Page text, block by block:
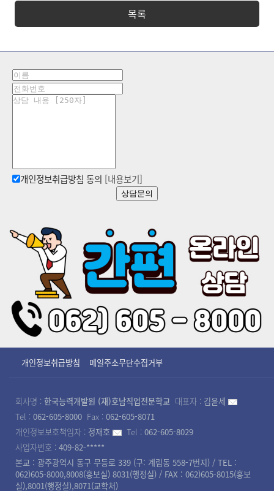
목록
개인정보취급방침 동의 [내용보기]
상담문의
개인정보취급방침 메일주소무단수집거부
회사명 : 한국능력개발원 (재)호남직업전문학교 대표자 : 김윤세
Tel : 062-605-8000 Fax : 062-605-8071
개인정보보호책임자 : 정재호 Tel : 062-605-8029
사업자번호 : 409-82-*****
본교 : 광주광역시 동구 무등로 339 (구: 계림동 558-7번지) / TEL :
062)605-8000,8008(홍보실) 8031(행정실) / FAX : 062)605-8015(홍보
실),8001(행정실),8071(교학처)